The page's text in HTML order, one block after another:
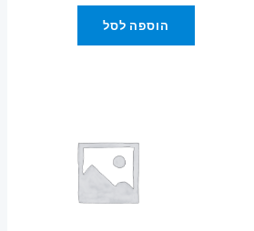
הוספה לסל